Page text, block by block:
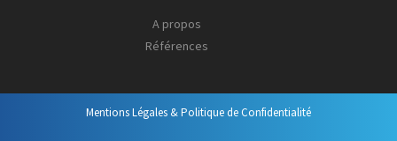
A propos
Références
Mentions Légales & Politique de Confidentialité